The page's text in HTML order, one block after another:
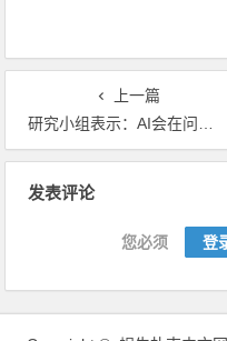
上一篇
研究小组表示：AI会在问题赌博上提供帮助
发表评论
您必须 登